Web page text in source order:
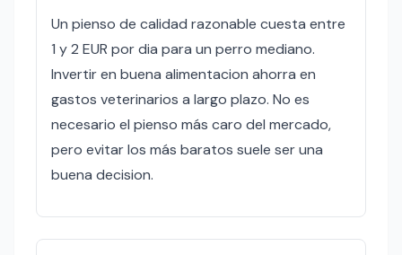
Un pienso de calidad razonable cuesta entre
1 y 2 EUR por dia para un perro mediano.
Invertir en buena alimentacion ahorra en
gastos veterinarios a largo plazo. No es
necesario el pienso más caro del mercado,
pero evitar los más baratos suele ser una
buena decision.